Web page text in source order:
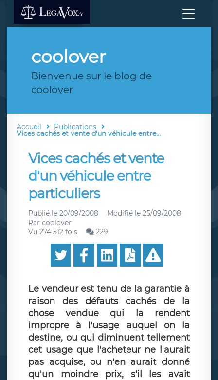
coolover
Bienvenue sur le blog de
coolover
Accueil Publications
Vices cachés et vente d'un véhicule entre...
Vices cachés et vente
d'un véhicule entre
particuliers
Publié le 20/09/2008 Modifié le 25/09/2008
Par coolover
Vu 274 512 fois
229
Le vendeur est tenu de la garantie à
raison des défauts cachés de la
chose vendue qui la rendent
impropre à l'usage auquel on la
destine, ou qui diminuent tellement
cet usage que l'acheteur ne l'aurait
pas acquise, ou n'en aurait donné
qu'un moindre prix, s'il les avait